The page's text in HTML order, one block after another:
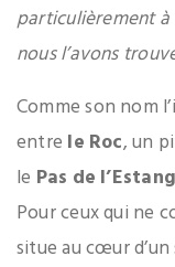
particulièrement
nous l’avons
Comme son nom
entre le Roc, un
le Pas de l’Estang
Pour ceux qui ne
situe au cœur d’un